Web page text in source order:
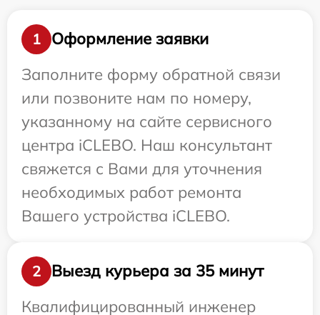
1
Оформление заявки
Заполните форму обратной связи
или позвоните нам по номеру,
указанному на сайте сервисного
центра iCLEBO. Наш консультант
свяжется с Вами для уточнения
необходимых работ ремонта
Вашего устройства iCLEBO.
2
Выезд курьера за 35 минут
Квалифицированный инженер